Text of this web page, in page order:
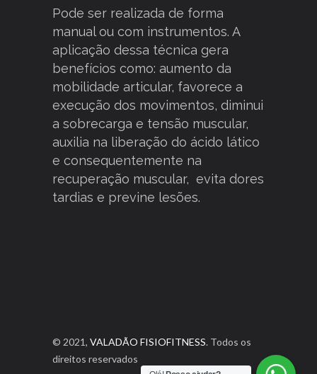
Pode ser realizada de forma
manual ou com instrumentos. A
aplicação dessa técnica gera
benefícios como: aumento da
mobilidade articular, favorece a
execução dos movimentos, diminui
a sobrecarga e tensão muscular,
auxilia na liberação do ácido lático
e consequentemente na
recuperação muscular, evita dores
tardias e previne lesões.
© 2021, VALADÃO FISIOFITNESS. Todos os
direitos reservados